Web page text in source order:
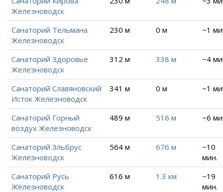
Железноводск
Санаторий Тельмана
Железноводск
230 м 0 м ~1
Санаторий Здоровье
Железноводск
312 м 338 м ~4
Санаторий Славяновский
Исток Железноводск
341 м 0 м ~1
Санаторий Горный
воздух Железноводск
489 м 516 м ~6
Санаторий Эльбрус
Железноводск
564 м 676 м
~10
мин.
Санаторий Русь
Железноводск
616 м 1.3 км
~19
мин.